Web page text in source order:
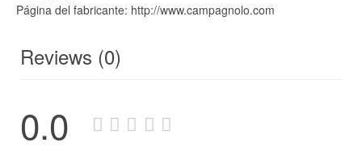
Página del fabricante: http://www.campagnolo.com
Reviews (0)
0.0